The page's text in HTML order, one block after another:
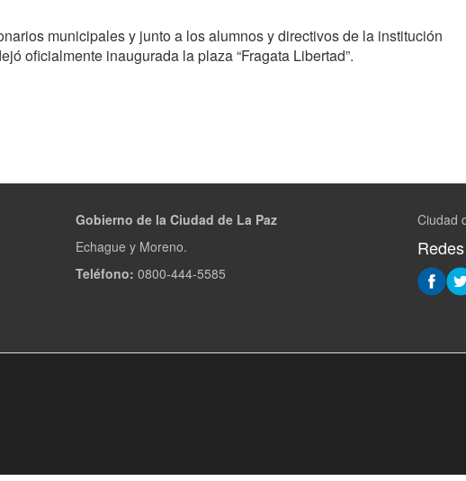
municipales y junto a los alumnos y directivos de la institución
oficialmente inaugurada la plaza “Fragata Libertad”.
Gobierno de la Ciudad de La Paz
Echague y Moreno.
Teléfono: 0800-444-5585
Ciudad